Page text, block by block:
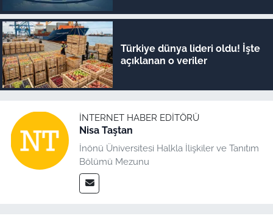
Türkiye dünya lideri oldu! İşte
açıklanan o veriler
İNTERNET HABER EDITÖRÜ
Nisa Taştan
İnönü Üniversitesi Halkla İlişkiler ve Tanıtım
Bölümü Mezunu